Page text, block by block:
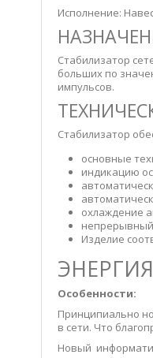
Исполнение:
Стабилизатор
больших по
импульсов.
Стабилизатор
основные
индикацию
охлаждение
Изделие
Особенности:
Принципиально
в сети. Что
Новый